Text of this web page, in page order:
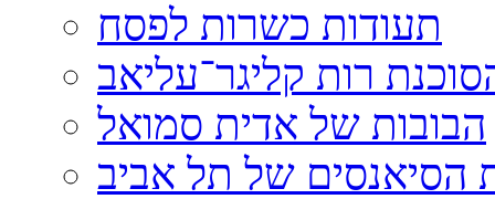
תעודות כשרות לפסח
רות קליגר־עליאב
הבובות של אדית סמואל
של תל אביב